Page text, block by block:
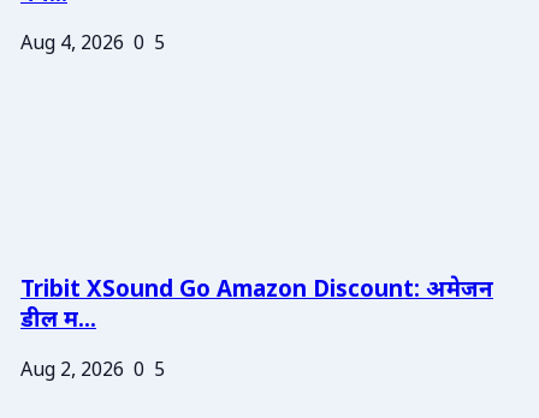
Aug 4, 2026 0 5
Tribit XSound Go Amazon Discount: अमेजन
डील म...
Aug 2, 2026 0 5